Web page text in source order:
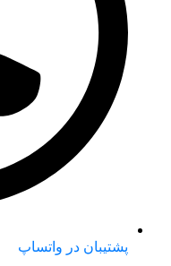
پشتیبان در واتساپ